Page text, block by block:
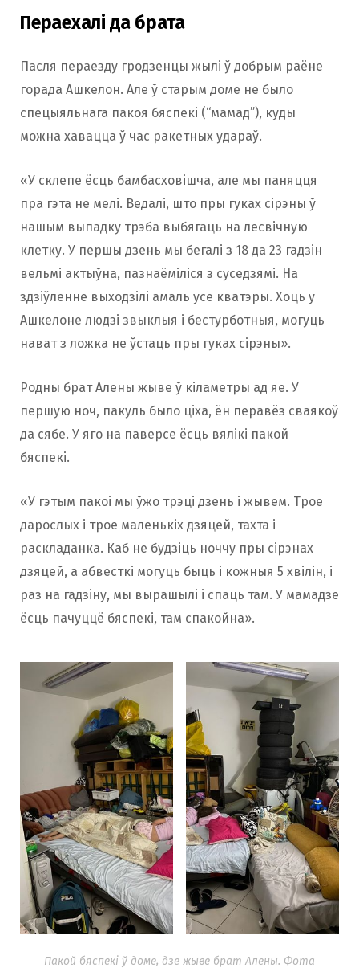
Пераехалі да брата
Пасля пераезду гродзенцы жылі ў добрым раёне
горада Ашкелон. Але ў старым доме не было
спецыяльнага пакоя бяспекі (“мамад”), куды
можна хавацца ў час ракетных удараў.
«У склепе ёсць бамбасховішча, але мы паняцця
пра гэта не мелі. Ведалі, што пры гуках сірэны ў
нашым выпадку трэба выбягаць на лесвічную
клетку. У першы дзень мы бегалі з 18 да 23 гадзін
вельмі актыўна, пазнаёміліся з суседзямі. На
здзіўленне выходзілі амаль усе кватэры. Хоць у
Ашкелоне людзі звыклыя і бестурботныя, могуць
нават з ложка не ўстаць пры гуках сірэны».
Родны брат Алены жыве ў кіламетры ад яе. У
першую ноч, пакуль было ціха, ён перавёз сваякоў
да сябе. У яго на паверсе ёсць вялікі пакой
бяспекі.
«У гэтым пакоі мы ўжо трэці дзень і жывем. Трое
дарослых і трое маленькіх дзяцей, тахта і
раскладанка. Каб не будзіць ноччу пры сірэнах
дзяцей, а абвесткі могуць быць і кожныя 5 хвілін, і
раз на гадзіну, мы вырашылі і спаць там. У мамадзе
ёсць пачуццё бяспекі, там спакойна».
Пакой бяспекі ў доме, дзе жыве брат Алены. Фота